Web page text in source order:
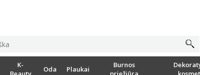
K-
Oda Plaukai
Burnos